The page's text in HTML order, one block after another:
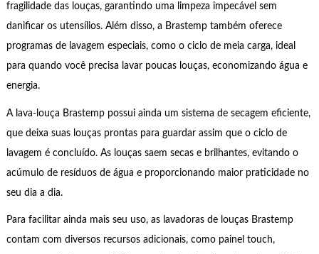
fragilidade das louças, garantindo uma limpeza impecável sem
danificar os utensílios. Além disso, a Brastemp também oferece
programas de lavagem especiais, como o ciclo de meia carga, ideal
para quando você precisa lavar poucas louças, economizando água e
energia.
A lava-louça Brastemp possui ainda um sistema de secagem eficiente,
que deixa suas louças prontas para guardar assim que o ciclo de
lavagem é concluído. As louças saem secas e brilhantes, evitando o
acúmulo de resíduos de água e proporcionando maior praticidade no
seu dia a dia.
Para facilitar ainda mais seu uso, as lavadoras de louças Brastemp
contam com diversos recursos adicionais, como painel touch,